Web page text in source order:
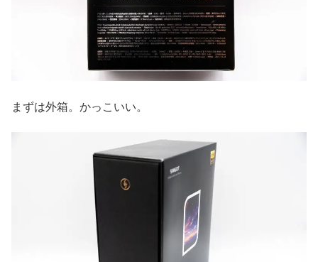
まずは外箱。かっこいい。